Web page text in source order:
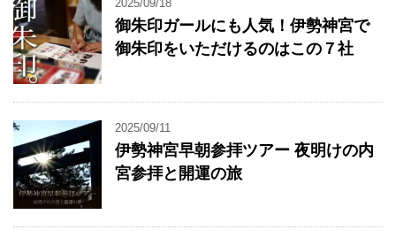
2025/09/18
御朱印ガールにも人気！伊勢神宮で
御朱印をいただけるのはこの７社
2025/09/11
伊勢神宮早朝参拝ツアー 夜明けの内
宮参拝と開運の旅